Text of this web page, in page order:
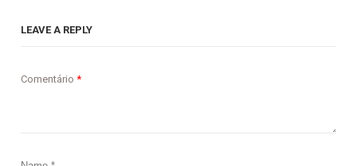
LEAVE A REPLY
Comentário*